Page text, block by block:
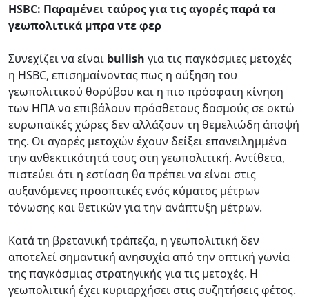
HSBC: Παραμένει ταύρος για τις αγορές παρά τα
γεωπολιτικά μπρα ντε φερ
Συνεχίζει να είναι bullish για τις παγκόσμιες μετοχές
η HSBC, επισημαίνοντας πως η αύξηση του
γεωπολιτικού θορύβου και η πιο πρόσφατη κίνηση
των ΗΠΑ να επιβάλουν πρόσθετους δασμούς σε οκτώ
ευρωπαϊκές χώρες δεν αλλάζουν τη θεμελιώδη άποψή
της. Οι αγορές μετοχών έχουν δείξει επανειλημμένα
την ανθεκτικότητά τους στη γεωπολιτική. Αντίθετα,
πιστεύει ότι η εστίαση θα πρέπει να είναι στις
αυξανόμενες προοπτικές ενός κύματος μέτρων
τόνωσης και θετικών για την ανάπτυξη μέτρων.
Κατά τη βρετανική τράπεζα, η γεωπολιτική δεν
αποτελεί σημαντική ανησυχία από την οπτική γωνία
της παγκόσμιας στρατηγικής για τις μετοχές. Η
γεωπολιτική έχει κυριαρχήσει στις συζητήσεις φέτος.